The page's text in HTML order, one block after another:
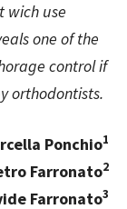
wich use
one of the
control if
orthodontists.
Ponchio1
Farronato2
Farronato3